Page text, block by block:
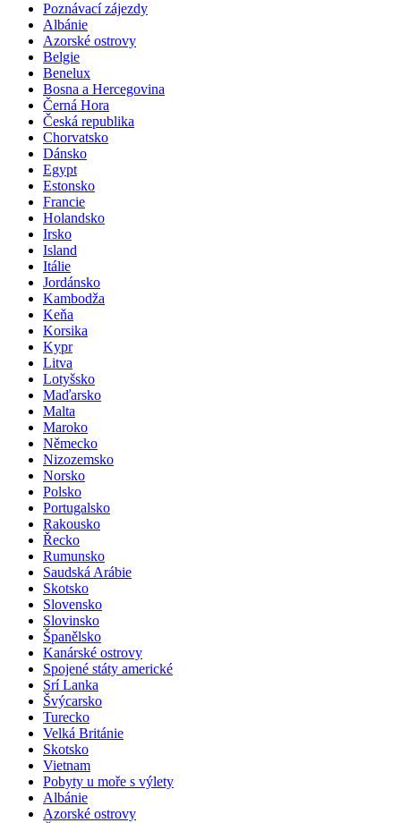
Poznávací zájezdy
Albánie
Azorské ostrovy
Belgie
Benelux
Bosna a Hercegovina
Černá Hora
Česká republika
Chorvatsko
Dánsko
Egypt
Estonsko
Francie
Holandsko
Irsko
Island
Itálie
Jordánsko
Kambodža
Keňa
Korsika
Kypr
Litva
Lotyšsko
Maďarsko
Malta
Maroko
Německo
Nizozemsko
Norsko
Polsko
Portugalsko
Rakousko
Řecko
Rumunsko
Saudská Arábie
Skotsko
Slovensko
Slovinsko
Španělsko
Kanárské ostrovy
Spojené státy americké
Srí Lanka
Švýcarsko
Turecko
Velká Británie
Skotsko
Vietnam
Pobyty u moře s výlety
Albánie
Azorské ostrovy